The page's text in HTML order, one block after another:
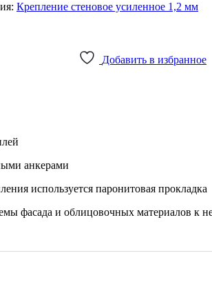
Крепление стеновое усиленное 1,2 мм
Добавить в избранное
анкерами
используется паронитовая прокладка
фасада и облицовочных материалов к